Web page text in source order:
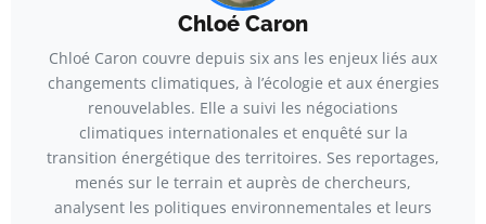
Chloé Caron
Chloé Caron couvre depuis six ans les enjeux liés aux
changements climatiques, à l’écologie et aux énergies
renouvelables. Elle a suivi les négociations
climatiques internationales et enquêté sur la
transition énergétique des territoires. Ses reportages,
menés sur le terrain et auprès de chercheurs,
analysent les politiques environnementales et leurs